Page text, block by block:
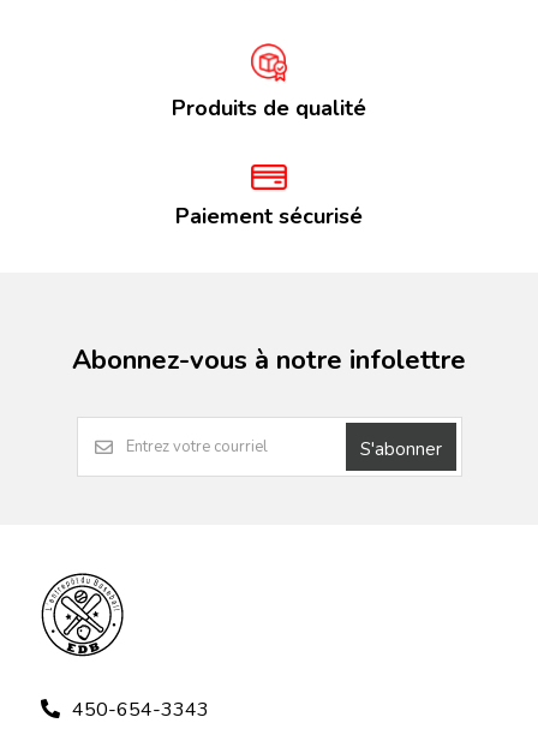
Produits de qualité
Paiement sécurisé
Abonnez-vous à notre infolettre
S'abonner
450-654-3343